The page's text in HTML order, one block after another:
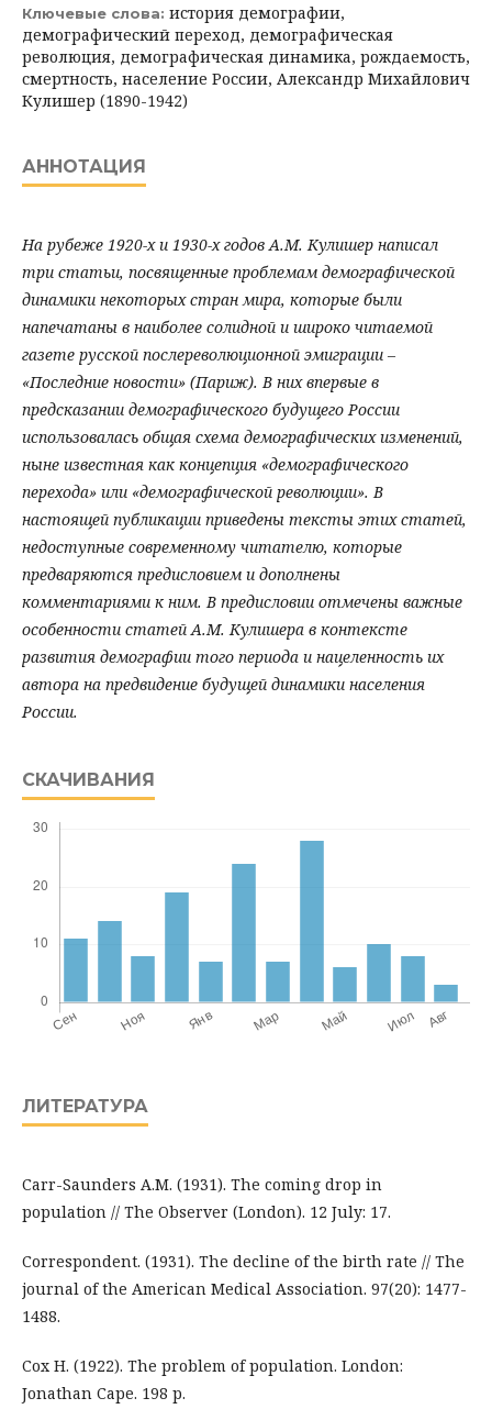
Ключевые слова: история демографии,
демографический переход, демографическая
революция, демографическая динамика, рождаемость,
смертность, население России, Александр Михайлович
Кулишер (1890-1942)
АННОТАЦИЯ
На рубеже 1920-х и 1930-х годов А.М. Кулишер написал
три статьи, посвященные проблемам демографической
динамики некоторых стран мира, которые были
напечатаны в наиболее солидной и широко читаемой
газете русской послереволюционной эмиграции –
«Последние новости» (Париж). В них впервые в
предсказании демографического будущего России
использовалась общая схема демографических изменений,
ныне известная как концепция «демографического
перехода» или «демографической революции». В
настоящей публикации приведены тексты этих статей,
недоступные современному читателю, которые
предваряются предисловием и дополнены
комментариями к ним. В предисловии отмечены важные
особенности статей А.М. Кулишера в контексте
развития демографии того периода и нацеленность их
автора на предвидение будущей динамики населения
России.
СКАЧИВАНИЯ
ЛИТЕРАТУРА
Carr-Saunders A.M. (1931). The coming drop in
population // The Observer (London). 12 July: 17.
Correspondent. (1931). The decline of the birth rate // The
journal of the American Medical Association. 97(20): 1477-
1488.
Cox H. (1922). The problem of population. London:
Jonathan Cape. 198 p.